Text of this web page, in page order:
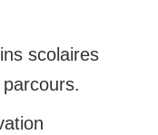
scolaires